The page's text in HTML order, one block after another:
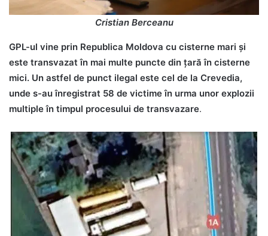
Cristian Berceanu
GPL-ul vine prin Republica Moldova cu cisterne mari și
este transvazat în mai multe puncte din țară în cisterne
mici. Un astfel de punct ilegal este cel de la Crevedia,
unde s-au înregistrat 58 de victime în urma unor explozii
multiple în timpul procesului de transvazare.